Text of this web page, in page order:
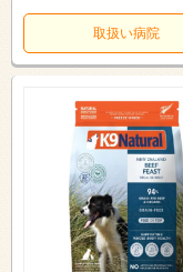
取扱い病院